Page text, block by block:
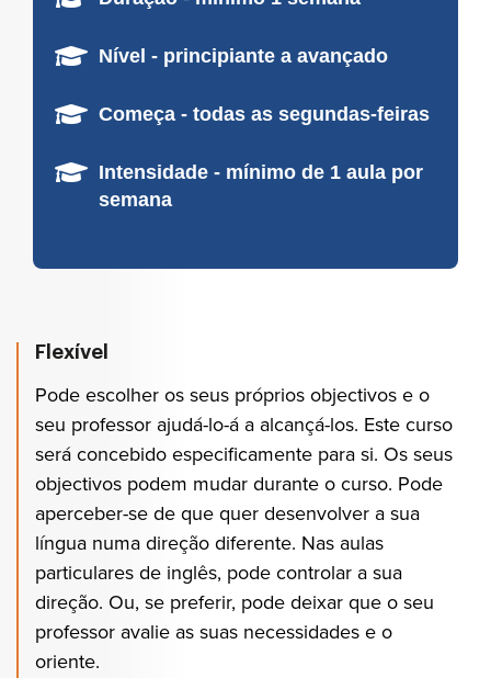
Nível - principiante a avançado
Começa - todas as segundas-feiras
Intensidade - mínimo de 1 aula por
semana
Flexível
Pode escolher os seus próprios objectivos e o
seu professor ajudá-lo-á a alcançá-los. Este curso
será concebido especificamente para si. Os seus
objectivos podem mudar durante o curso. Pode
aperceber-se de que quer desenvolver a sua
língua numa direção diferente. Nas aulas
particulares de inglês, pode controlar a sua
direção. Ou, se preferir, pode deixar que o seu
professor avalie as suas necessidades e o
oriente.